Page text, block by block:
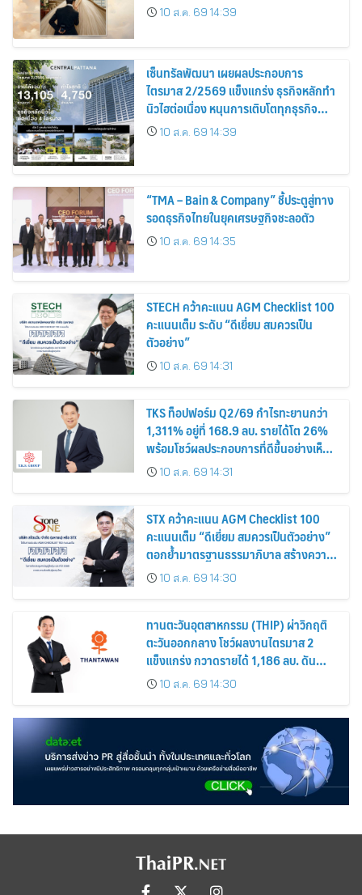
10 ส.ค. 69 14:39
เซ็นทรัลพัฒนา เผยผลประกอบการ
ไตรมาส 2/2569 แข็งแกร่ง ธุรกิจหลักทำ
นิวไฮต่อเนื่อง หนุนการเติบโตทุกธุรกิจ
เดินหน้าสร้างแลนด์มาร์กแห่งอนาคต
10 ส.ค. 69 14:39
“TMA – Bain & Company” ชี้ประตูสู่ทาง
รอดธุรกิจไทยในยุคเศรษฐกิจชะลอตัว
10 ส.ค. 69 14:35
STECH คว้าคะแนน AGM Checklist 100
คะแนนเต็ม ระดับ “ดีเยี่ยม สมควรเป็น
ตัวอย่าง”
10 ส.ค. 69 14:31
TKS ท็อปฟอร์ม Q2/69 กำไรทะยานกว่า
1,311% อยู่ที่ 168.9 ลบ. รายได้โต 26%
พร้อมโชว์ผลประกอบการที่ดีขึ้นอย่างเห็น
ได้ชัด บอร์ดเคาะจ่ายปันผลระหว่างกาลหุ้น
ละ 0.12 บาท
10 ส.ค. 69 14:31
STX คว้าคะแนน AGM Checklist 100
คะแนนเต็ม “ดีเยี่ยม สมควรเป็นตัวอย่าง”
ตอกย้ำมาตรฐานธรรมาภิบาล สร้างความ
เชื่อมั่นนักลงทุน
10 ส.ค. 69 14:30
ทานตะวันอุตสาหกรรม (THIP) ผ่าวิกฤติ
ตะวันออกกลาง โชว์ผลงานไตรมาส 2
แข็งแกร่ง กวาดรายได้ 1,186 ลบ. ดัน
กำไรเพิ่มขึ้น 26% พร้อมอนุมัติปันผล
ระหว่างกาล 0.55 บาท/หุ้น
10 ส.ค. 69 14:30